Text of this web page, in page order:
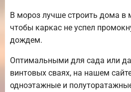
В мороз лучше строить дома в
чтобы каркас не успел
дождем.
Оптимальными для сада или
винтовых сваях, на нашем
одноэтажные и